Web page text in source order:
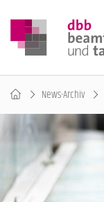
News-Archiv